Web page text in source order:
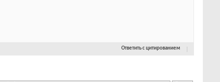
Ответить с цитированием